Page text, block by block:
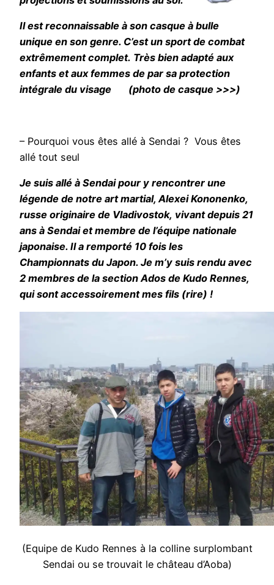
Il est reconnaissable à son casque à bulle
unique en son genre. C’est un sport de combat
extrêmement complet. Très bien adapté aux
enfants et aux femmes de par sa protection
intégrale du visage (photo de casque >>>)
– Pourquoi vous êtes allé à Sendai ? Vous êtes
allé tout seul
Je suis allé à Sendai pour y rencontrer une
légende de notre art martial, Alexei Kononenko,
russe originaire de Vladivostok, vivant depuis 21
ans à Sendai et membre de l’équipe nationale
japonaise. Il a remporté 10 fois les
Championnats du Japon. Je m’y suis rendu avec
2 membres de la section Ados de Kudo Rennes,
qui sont accessoirement mes fils (rire) !
(Equipe de Kudo Rennes à la colline surplombant
Sendai ou se trouvait le château d’Aoba)